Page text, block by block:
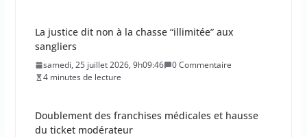
La justice dit non à la chasse “illimitée” aux
sangliers
samedi, 25 juillet 2026, 9h09:46
0 Commentaire
4 minutes de lecture
Doublement des franchises médicales et hausse
du ticket modérateur